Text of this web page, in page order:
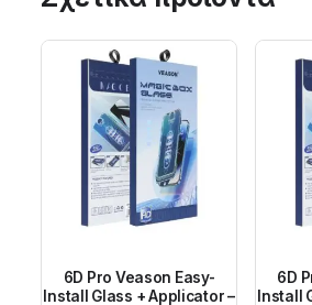
6D Pro Veason Easy-
Install Glass + Applicator –
6D
Install